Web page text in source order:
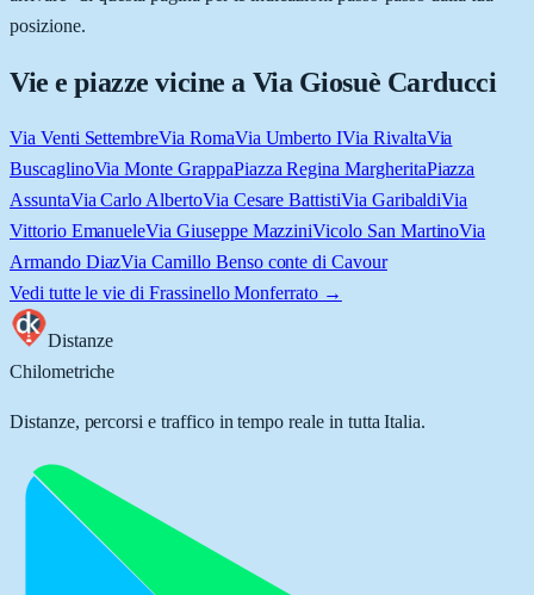
posizione.
Vie e piazze vicine a Via Giosuè Carducci
Via Venti SettembreVia RomaVia Umberto IVia RivaltaVia
BuscaglinoVia Monte GrappaPiazza Regina MargheritaPiazza
AssuntaVia Carlo AlbertoVia Cesare BattistiVia GaribaldiVia
Vittorio EmanueleVia Giuseppe MazziniVicolo San MartinoVia
Armando DiazVia Camillo Benso conte di Cavour
Vedi tutte le vie di Frassinello Monferrato→
Distanze
Chilometriche
Distanze, percorsi e traffico in tempo reale in tutta Italia.